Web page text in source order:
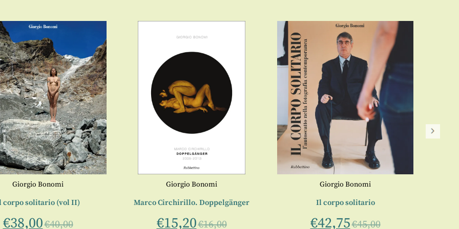
Giorgio Bonomi
corpo solitario (vol II)
€38,00€40,00
Giorgio Bonomi
Marco Circhirillo. Doppelgänger
€15,20€16,00
Giorgio Bonomi
Il corpo solitario
€42,75€45,00